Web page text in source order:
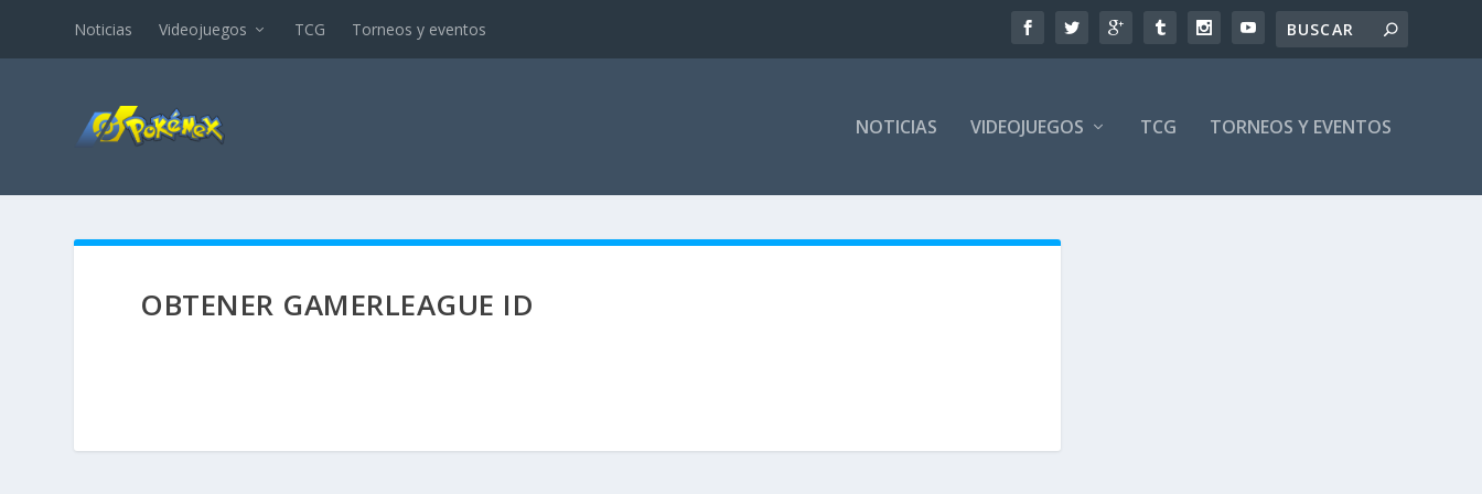
Noticias Videojuegos TCG Torneos y eventos
NOTICIAS VIDEOJUEGOS TCG TORNEOS Y EVENTOS
OBTENER GAMERLEAGUE ID